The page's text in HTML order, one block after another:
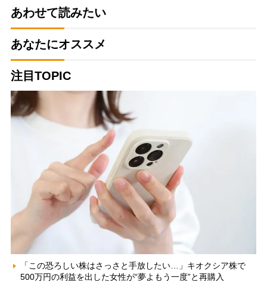
あわせて読みたい
あなたにオススメ
注目TOPIC
「この恐ろしい株はさっさと手放したい…」キオクシア株で
500万円の利益を出した女性が“夢よもう一度”と再購入